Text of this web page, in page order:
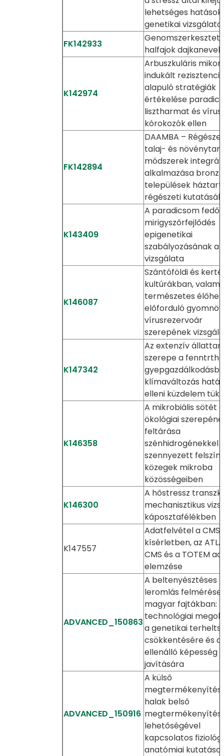
lehetséges hatások
genetikai vizsgálata
FK142933
Genomszerkesztett
halfajok
K142974
Arbuszkuláris
indukált
alapuló stratégiák
értékelése
lisztharmat és vírus
kórokozók ellen
FK142894
DAAMBA –
talaj- és növénytani
módszerek integrált
alkalmazása
települések
régészeti
K143409
A paradicsom fedő
mirigyszőrfejlődés
epigenetikai
szabályozásának a
vizsgálata
K146087
Szántóföldi és
kultúrákban,
természetes
előforduló
vírusrezervoár
szerepének
K147342
Az extenzív
szerepe a
klímaváltozás
elleni küzdelem
K146358
A mikrobiális sötét
ökológiai
feltárása
szénhidrogénekkel
szennyezett felszín
közegek mikroba
közösségeiben
K146300
A hőstressz
mechanisztikus
káposztafélékben
K147557
Adatfelvétel a CMS
kísérletben, az
CMS és a TOTEM
elemzése
ADVANCED_150863
A beltenyésztéses
leromlás felmérése
magyar fajtákban:
technológiai
a genetikai
csökkentésére és
ellenálló képesség
javítására
ADVANCED_150916
A külső
halak belső
lehetőségével
kapcsolatos
anatómiai